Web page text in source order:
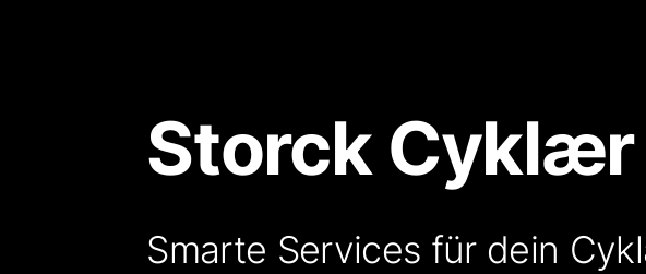
Storck Cyklær
Smarte Services für dein